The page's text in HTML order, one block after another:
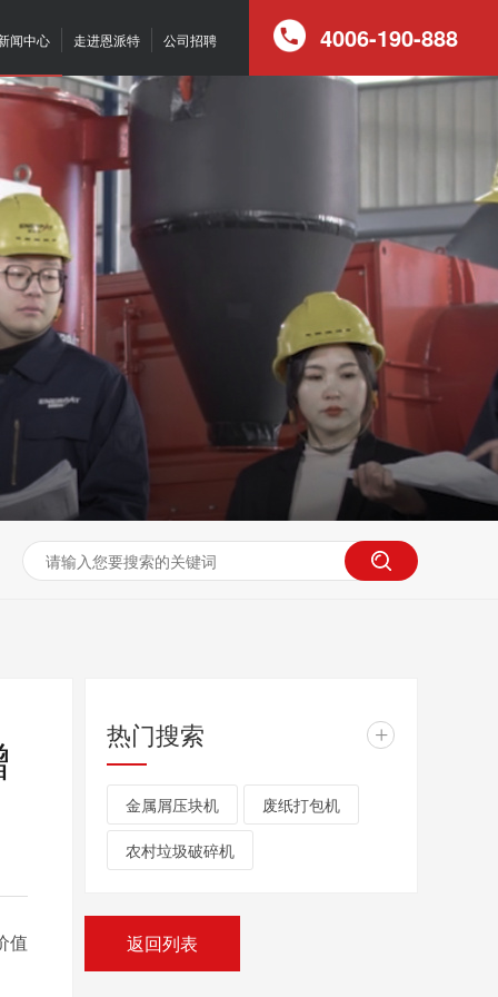
4006-190-888
闻中心 走进恩派特 公司招聘
值
热门搜索 +
金属屑压块机 废纸打包机
农村垃圾破碎机
返回列表